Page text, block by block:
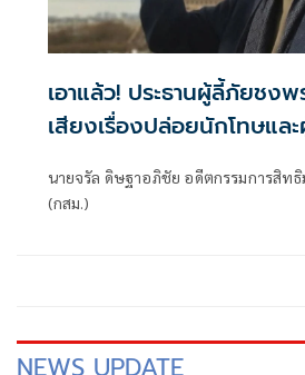
เอาแล้ว! ประธานผู้ลี้ภัยชงพ
เสียงเรื่องปล่อยนักโทษแล
นายจรัล ดิษฐาอภิชัย อดีตกรรมการสิท
(กสม.)